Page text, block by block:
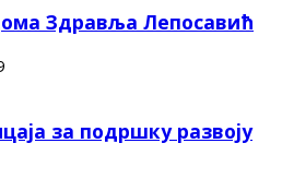
Здравља Лепосавић
за подршку развоју